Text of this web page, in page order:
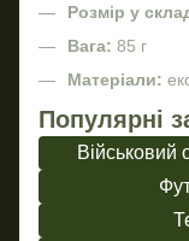
Розмір у
Вага: 85 г
Матеріали:
Популярні
Військовий